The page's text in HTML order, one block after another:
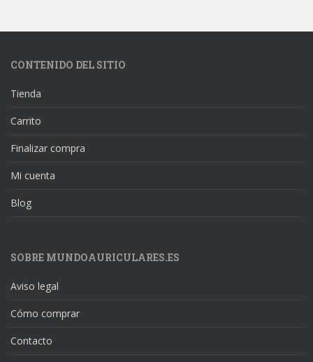
CONTENIDO DEL SITIO
Tienda
Carrito
Finalizar compra
Mi cuenta
Blog
SOBRE MUNDOAURICULARES.ES
Aviso legal
Cómo comprar
Contacto